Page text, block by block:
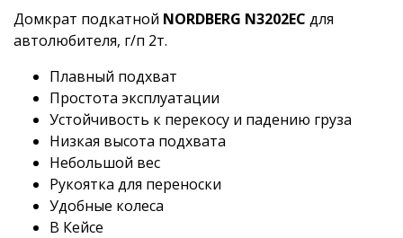
Домкрат подкатной NORDBERG N3202EC для
автолюбителя, г/п 2т.
Плавный подхват
Простота эксплуатации
Устойчивость к перекосу и падению груза
Низкая высота подхвата
Небольшой вес
Рукоятка для переноски
Удобные колеса
В Кейсе